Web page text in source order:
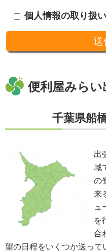
範囲を限定し、適切に取り扱いま
十分な個人情報保護の水準を備え
準を守るよう定めた上で、指導・
す。個人情報の滅失、き損、漏え
是正。当方は、お客様の個人情報
情報の取扱いと運用に関する具体
個人情報に関する法令およびその
当社の役員、社員、協働者は、個
人情報保護が効果的に実施される
を継続して改善します。
個人情報の取扱いに関する問い合
当方所定の窓口にて、合理的な範
[お問い合わせ先]
便利屋みらい
お問い合わせ方法：
メールフォーム
お問い合わせ電話番号：お客様（
は、遅滞なく電話番号の開示を行い
※業務の性質上、サイトに掲載は
※以上の方針を改定することがあ
個人情報の取り扱
便利屋みらい
千葉県船
出
域
の
来
ュ
を
合
望の日程をいくつか送っ